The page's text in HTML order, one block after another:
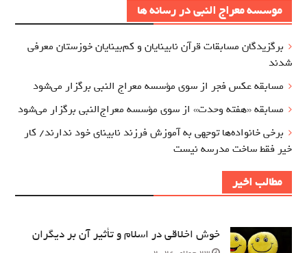
موسسه معراج النبی در رسانه ها
برگزيدگان مسابقات قرآن نابینایان و کم‌بینایان خوزستان معرفي
شدند
مسابقه عکس فجر از سوی مؤسسه معراج‌ النبی برگزار می‌شود
مسابقه «هفته وحدت» از سوی مؤسسه معراج‌النبی برگزار می‌شود
برخی خانواده‌ها توجهی به آموزش‌ فرزند نابینای خود ندارند/ کار
خیر فقط ساخت مدرسه نیست
مطالب اخیر
خوش اخلاقی در اسلام و تأثیر آن بر دیگران